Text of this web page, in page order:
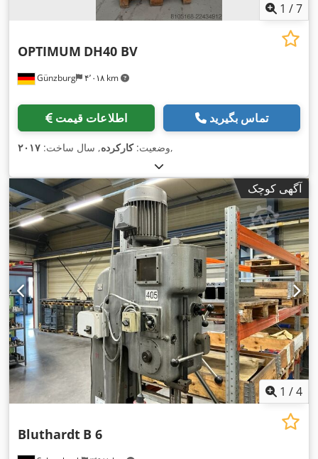
1 /7
Günzburg ۴٬۰۱۸ km
OPTIMUM DH40 BV
اطلاعات قیمت تماس بگیرید
وضعیت:کارکرده, سال ساخت: ۲۰۱۷ ,
آگهی کوچک
1 /4
Bluthardt B 6